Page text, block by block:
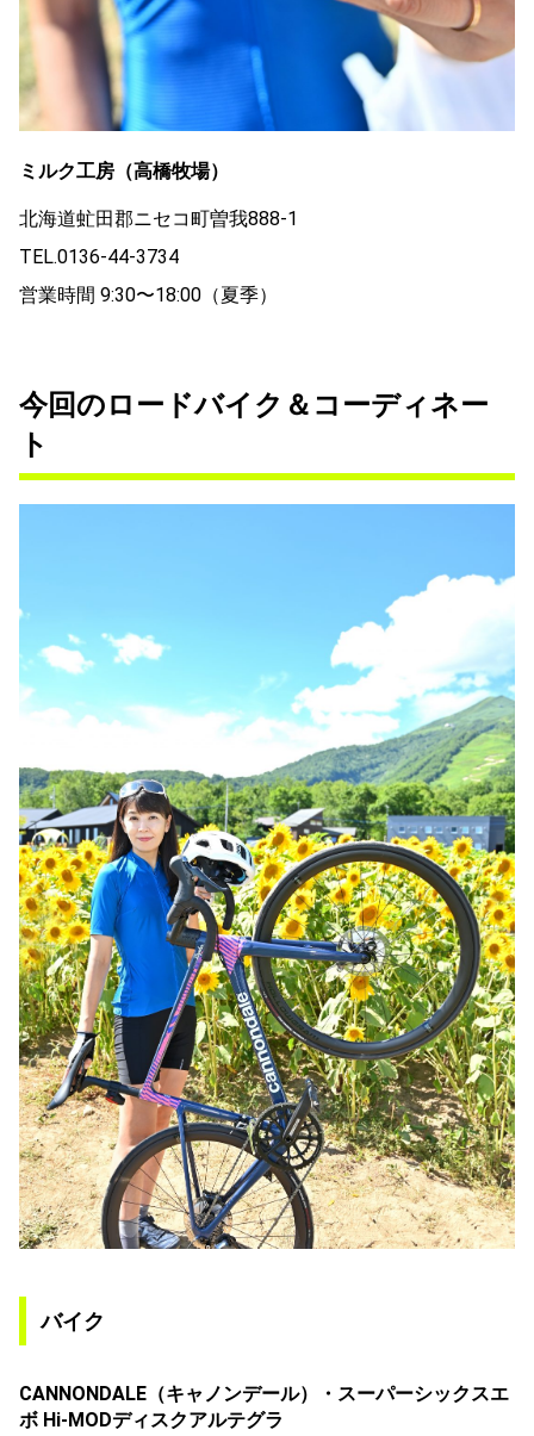
ミルク工房（高橋牧場）
北海道虻田郡ニセコ町曽我888-1
TEL.0136-44-3734
営業時間 9:30〜18:00（夏季）
今回のロードバイク＆コーディネー
ト
バイク
CANNONDALE（キャノンデール）・スーパーシックスエ
ボ Hi-MODディスクアルテグラ